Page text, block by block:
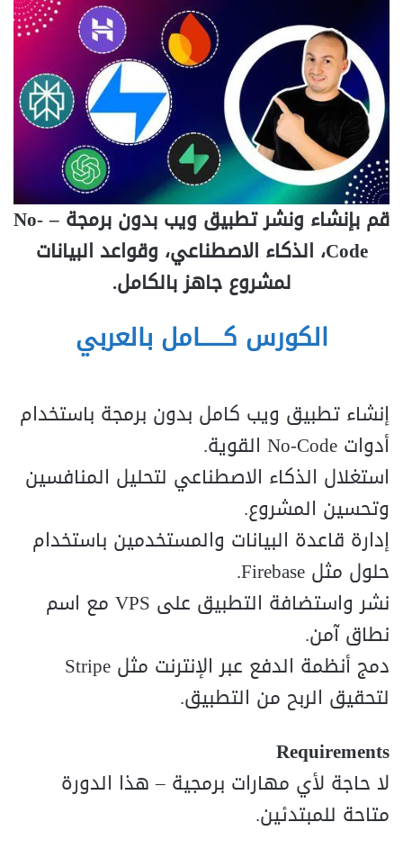
قم بإنشاء ونشر تطبيق ويب بدون برمجة – No-
Code، الذكاء الاصطناعي، وقواعد البيانات
لمشروع جاهز بالكامل.
الكورس كـــــامل بالعربي
إنشاء تطبيق ويب كامل بدون برمجة باستخدام
أدوات No-Code القوية.
استغلال الذكاء الاصطناعي لتحليل المنافسين
وتحسين المشروع.
إدارة قاعدة البيانات والمستخدمين باستخدام
حلول مثل Firebase.
نشر واستضافة التطبيق على VPS مع اسم
نطاق آمن.
دمج أنظمة الدفع عبر الإنترنت مثل Stripe
لتحقيق الربح من التطبيق.
Requirements
لا حاجة لأي مهارات برمجية – هذا الدورة
متاحة للمبتدئين.